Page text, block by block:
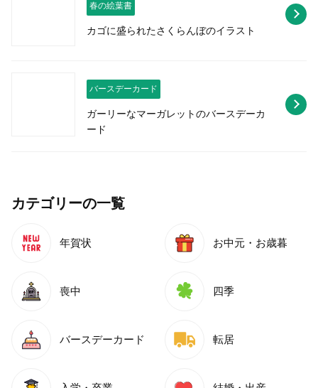
春の絵葉書
カゴに盛られたさくらんぼのイラスト
バースデーカード
ガーリーなマーガレットのバースデーカ
ード
カテゴリーの一覧
年賀状 お中元・お歳暮
喪中 四季
バースデーカード 転居